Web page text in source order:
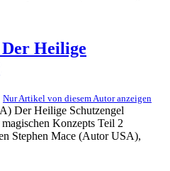
Heilige
Nur Artikel von diesem Autor anzeigen
Der Heilige Schutzengel
Konzepts Teil 2
Stephen Mace (Autor USA),